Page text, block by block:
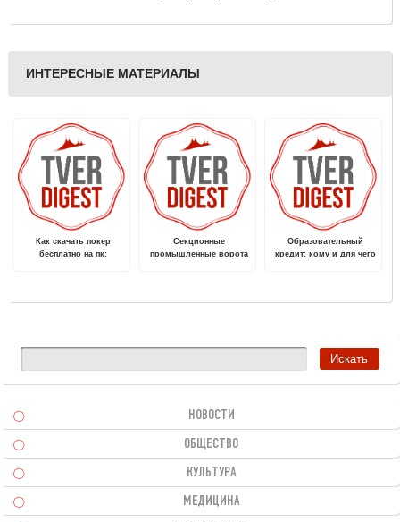
ИНТЕРЕСНЫЕ МАТЕРИАЛЫ
Как скачать покер
бесплатно на пк:
Секционные
промышленные ворота
Образовательный
кредит: кому и для чего
НОВОСТИ
ОБЩЕСТВО
КУЛЬТУРА
МЕДИЦИНА